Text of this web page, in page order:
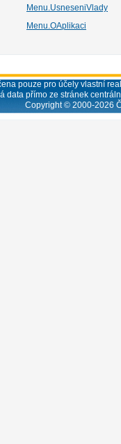
Menu.UsneseniVlady
Menu.OAplikaci
pouze pro účely vlastní
data přímo ze stránek
Copyright © 2000-2026